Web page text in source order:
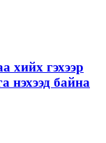
хийх гэхээр
нэхээд байна